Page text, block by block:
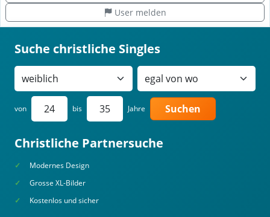
User melden
Suche christliche Singles
von bis Jahre Suchen
Christliche Partnersuche
Modernes Design
Grosse XL-Bilder
Kostenlos und sicher